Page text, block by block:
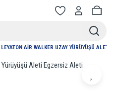
LEYATON AIR WALKER UZAY YÜRÜYÜŞÜ ALETI